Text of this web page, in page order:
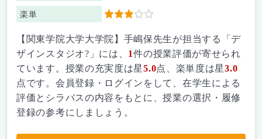
楽単 3
【関東学院大学大学院】手嶋保先生が担当する「デ
ザインスタジオ?」には、 1件の授業評価が寄せられ
ています。授業の充実度は星5.0点、楽単度は星3.0
点です。会員登録・ログインをして、在学生による
評価とシラバスの内容をもとに、授業の選択・履修
登録の参考にしましょう。